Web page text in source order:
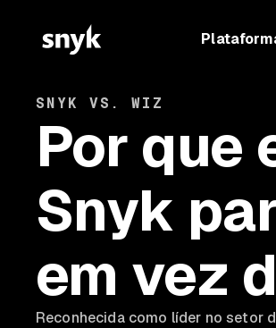
SNYK VS. WIZ
Por que
Snyk
em vez
Reconhecida como líder no setor